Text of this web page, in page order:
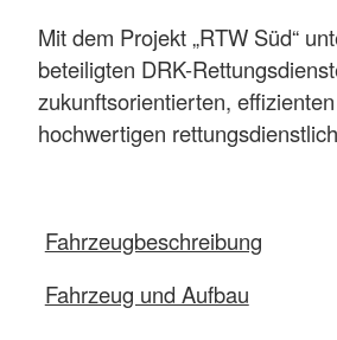
Mit dem Projekt „RTW Süd“
beteiligten DRK-
zukunftsorientierten,
hochwertigen
Fahrzeugbeschreibung
Fahrzeug und Aufbau